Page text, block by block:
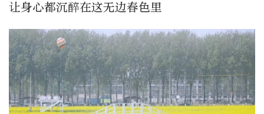
让身心都沉醉在这无边春色里